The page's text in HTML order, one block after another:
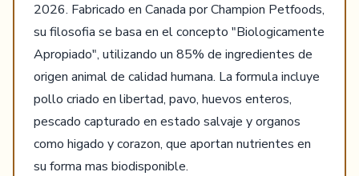
2026. Fabricado en Canada por Champion Petfoods,
su filosofia se basa en el concepto "Biologicamente
Apropiado", utilizando un 85% de ingredientes de
origen animal de calidad humana. La formula incluye
pollo criado en libertad, pavo, huevos enteros,
pescado capturado en estado salvaje y organos
como higado y corazon, que aportan nutrientes en
su forma mas biodisponible.